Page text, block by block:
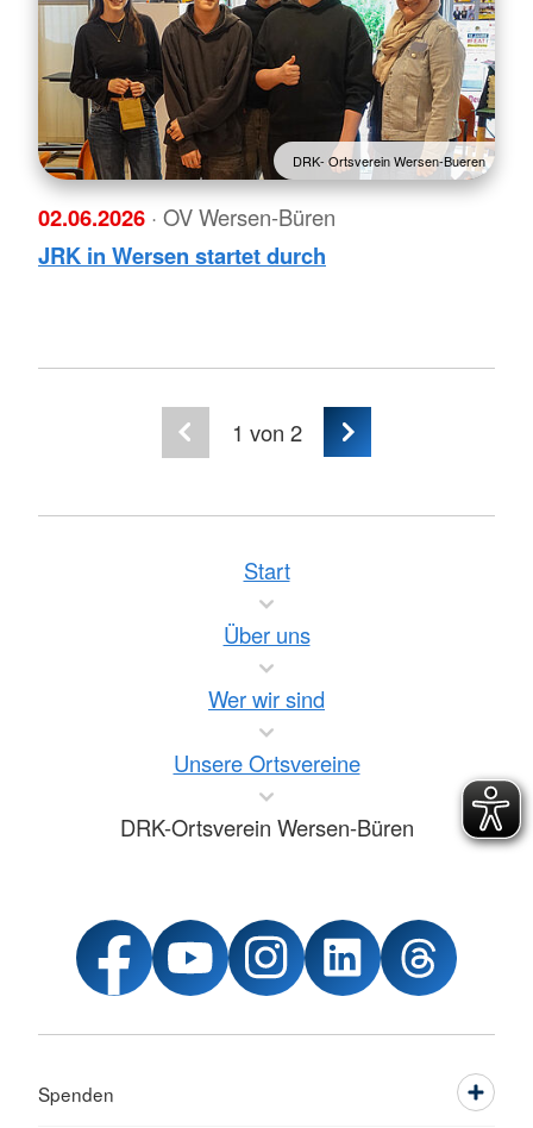
DRK- Ortsverein Wersen-Bueren
02.06.2026 · OV Wersen-Büren
JRK in Wersen startet durch
1 von 2
Start
Über uns
Wer wir sind
Unsere Ortsvereine
DRK-Ortsverein Wersen-Büren
Spenden